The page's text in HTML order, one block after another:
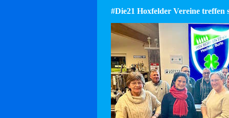
#Die21 Hoxfelder Vereine treffen